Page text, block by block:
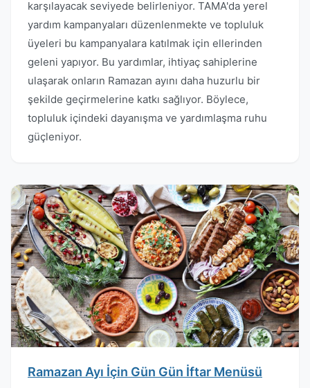
karşılayacak seviyede belirleniyor. TAMA'da yerel
yardım kampanyaları düzenlenmekte ve topluluk
üyeleri bu kampanyalara katılmak için ellerinden
geleni yapıyor. Bu yardımlar, ihtiyaç sahiplerine
ulaşarak onların Ramazan ayını daha huzurlu bir
şekilde geçirmelerine katkı sağlıyor. Böylece,
topluluk içindeki dayanışma ve yardımlaşma ruhu
güçleniyor.
Ramazan Ayı İçin Gün Gün İftar Menüsü